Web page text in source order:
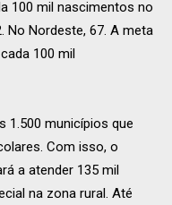
100 mil nascimentos no
No Nordeste, 67. A meta
100 mil
1.500 municípios que
Com isso, o
a atender 135 mil
na zona rural. Até